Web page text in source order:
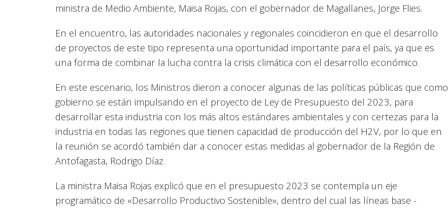
ministra de Medio Ambiente, Maisa Rojas, con el gobernador de Magallanes, Jorge Flies.
En el encuentro, las autoridades nacionales y regionales coincidieron en que el desarrollo
de proyectos de este tipo representa una oportunidad importante para el país, ya que es
una forma de combinar la lucha contra la crisis climática con el desarrollo económico.
En este escenario, los Ministros dieron a conocer algunas de las políticas públicas que como
gobierno se están impulsando en el proyecto de Ley de Presupuesto del 2023, para
desarrollar esta industria con los más altos estándares ambientales y con certezas para la
industria en todas las regiones que tienen capacidad de producción del H2V, por lo que en
la reunión se acordó también dar a conocer estas medidas al gobernador de la Región de
Antofagasta, Rodrigo Díaz.
La ministra Maisa Rojas explicó que en el presupuesto 2023 se contempla un eje
programático de «Desarrollo Productivo Sostenible», dentro del cual las líneas base -